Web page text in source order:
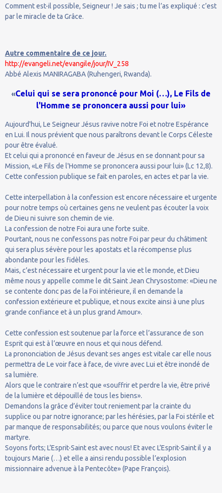
Comment est-il possible, Seigneur ! Je sais ; tu me l’as expliqué : c’est
par le miracle de ta Grâce.
Autre commentaire de ce jour.
http://evangeli.net/evangile/jour/IV_258
Abbé Alexis MANIRAGABA (Ruhengeri, Rwanda).
«Celui qui se sera prononcé pour Moi (…), Le Fils de
l'Homme se prononcera aussi pour lui»
Aujourd'hui, Le Seigneur Jésus ravive notre Foi et notre Espérance
en Lui. Il nous prévient que nous paraîtrons devant le Corps Céleste
pour être évalué.
Et celui qui a prononcé en faveur de Jésus en se donnant pour sa
Mission, «Le Fils de l'Homme se prononcera aussi pour lui» (Lc 12,8).
Cette confession publique se fait en paroles, en actes et par la vie.
Cette interpellation à la confession est encore nécessaire et urgente
pour notre temps où certaines gens ne veulent pas écouter la voix
de Dieu ni suivre son chemin de vie.
La confession de notre Foi aura une forte suite.
Pourtant, nous ne confessons pas notre Foi par peur du châtiment
qui sera plus sévère pour les apostats et la récompense plus
abondante pour les fidèles.
Mais, c’est nécessaire et urgent pour la vie et le monde, et Dieu
même nous y appelle comme le dit Saint Jean Chrysostome: «Dieu ne
se contente donc pas de la Foi intérieure, il en demande la
confession extérieure et publique, et nous excite ainsi à une plus
grande confiance et à un plus grand Amour».
Cette confession est soutenue par la force et l’assurance de son
Esprit qui est à l’œuvre en nous et qui nous défend.
La prononciation de Jésus devant ses anges est vitale car elle nous
permettra de Le voir face à face, de vivre avec Lui et être inondé de
sa lumière.
Alors que le contraire n’est que «souffrir et perdre la vie, être privé
de la lumière et dépouillé de tous les biens».
Demandons la grâce d’éviter tout reniement par la crainte du
supplice ou par notre ignorance; par les hérésies, par la Foi stérile et
par manque de responsabilités; ou parce que nous voulons éviter le
martyre.
Soyons forts; L’Esprit-Saint est avec nous! Et avec L’Esprit-Saint il y a
toujours Marie (…) et elle a ainsi rendu possible l’explosion
missionnaire advenue à la Pentecôte» (Pape François).